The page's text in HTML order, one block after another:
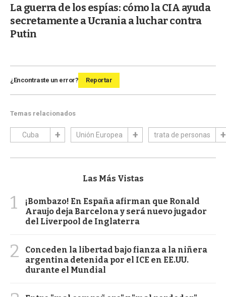
La guerra de los espías: cómo la CIA ayuda
secretamente a Ucrania a luchar contra
Putin
¿Encontraste un error? Reportar
Temas relacionados
Cuba Unión Europea trata de personas
Las Más Vistas
1
¡Bombazo! En España afirman que Ronald
Araujo deja Barcelona y será nuevo jugador
del Liverpool de Inglaterra
2
Conceden la libertad bajo fianza a la niñera
argentina detenida por el ICE en EE.UU.
durante el Mundial